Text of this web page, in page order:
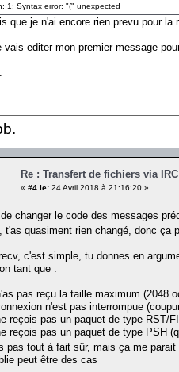
1: Syntax error: "(" unexpected
que je n'ai encore rien prevu pour
vais editer mon premier message
Re : Transfert de fichiers via
« #4 le: 24 Avril 2018 à 21:16:20 »
changer le code des messages
t'as quasiment rien changé, donc ça
c'est simple, tu donnes en
tant que :
pas reçu la taille maximum (2048
n'est pas interrompue
reçois pas un paquet de type RST/
reçois pas un paquet de type PSH
pas tout à fait sûr, mais ça me
peut être des cas